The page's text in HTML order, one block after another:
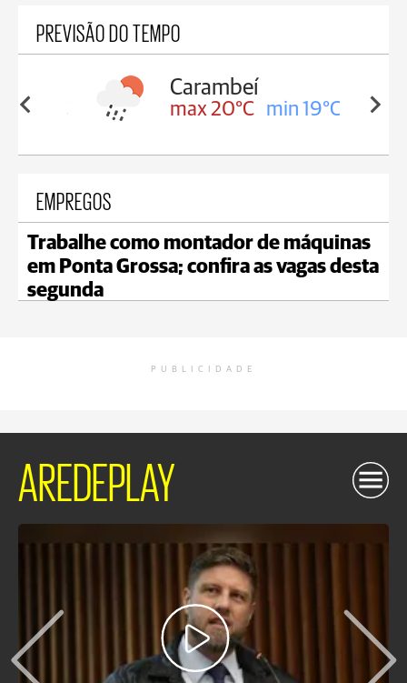
PREVISÃO DO TEMPO
19°C
Carambeí
max 20°C min 19°C
EMPREGOS
Trabalhe como montador de máquinas
em Ponta Grossa; confira as vagas desta
segunda
PUBLICIDADE
AREDEPLAY